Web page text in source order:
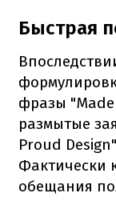
Быстрая
фразы "Made
размытые
Proud
Фактически
обещания